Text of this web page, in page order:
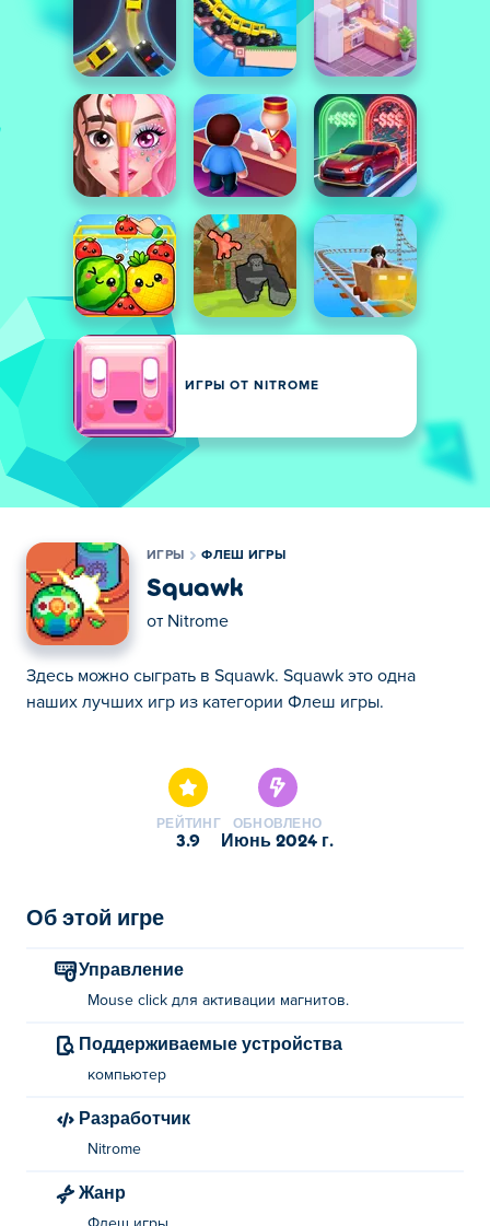
ИГРЫ ОТ NITROME
ИГРЫ ФЛЕШ ИГРЫ
Squawk
от Nitrome
Здесь можно сыграть в Squawk. Squawk это одна
наших лучших игр из категории Флеш игры.
РЕЙТИНГ
3.9
ОБНОВЛЕНО
июнь 2024 г.
Об этой игре
Управление
Mouse click для активации магнитов.
Поддерживаемые устройства
компьютер
Разработчик
Nitrome
Жанр